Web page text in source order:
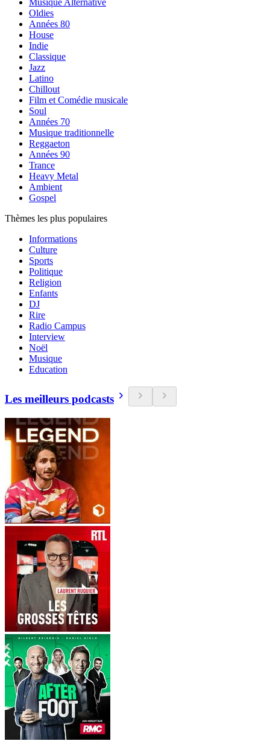
Musique Alternative
Oldies
Années 80
House
Indie
Classique
Jazz
Latino
Chillout
Film et Comédie musicale
Soul
Années 70
Musique traditionnelle
Reggaeton
Années 90
Trance
Heavy Metal
Ambient
Gospel
Thèmes les plus populaires
Informations
Culture
Sports
Politique
Religion
Enfants
DJ
Rire
Radio Campus
Interview
Noël
Musique
Education
Les meilleurs podcasts